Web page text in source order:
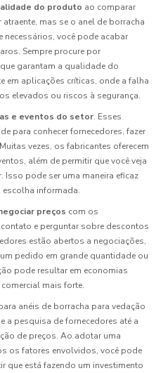
do produto ao comparar
mas se o anel de borracha
você pode acabar
Sempre procure por
garantam a qualidade do
em aplicações críticas, onde a falha
elevados ou riscos à segurança.
e eventos do setor. Esses
para conhecer fornecedores, fazer
vezes, os fabricantes oferecem
além de permitir que você veja
pode ser uma maneira eficaz
escolha informada.
preços com os
e perguntar sobre descontos
estão abertos a negociações,
pedido em grande quantidade ou
pode resultar em economias
mais forte.
anéis de borracha para vedação
a pesquisa de fornecedores até a
de preços. Ao adotar uma
os fatores envolvidos, você pode
que está fazendo um investimento